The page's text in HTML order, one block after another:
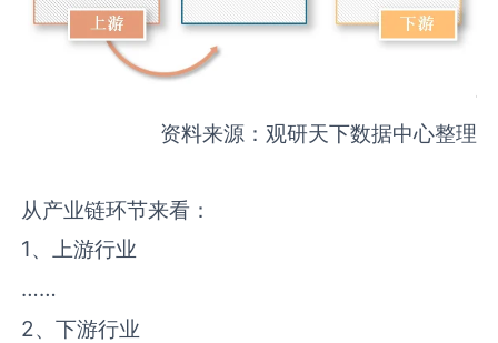
资料来源：观研天下数据中心整理
从产业链环节来看：
1、上游行业
……
2、下游行业